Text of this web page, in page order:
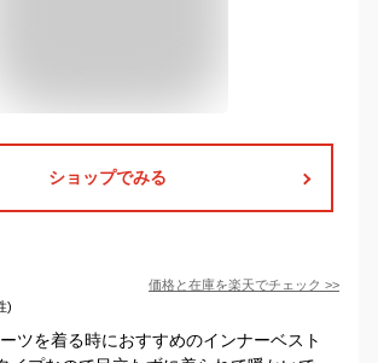
ショップでみる
価格と在庫を楽天でチェック >>
)
ツを着る時におすすめのインナーベスト